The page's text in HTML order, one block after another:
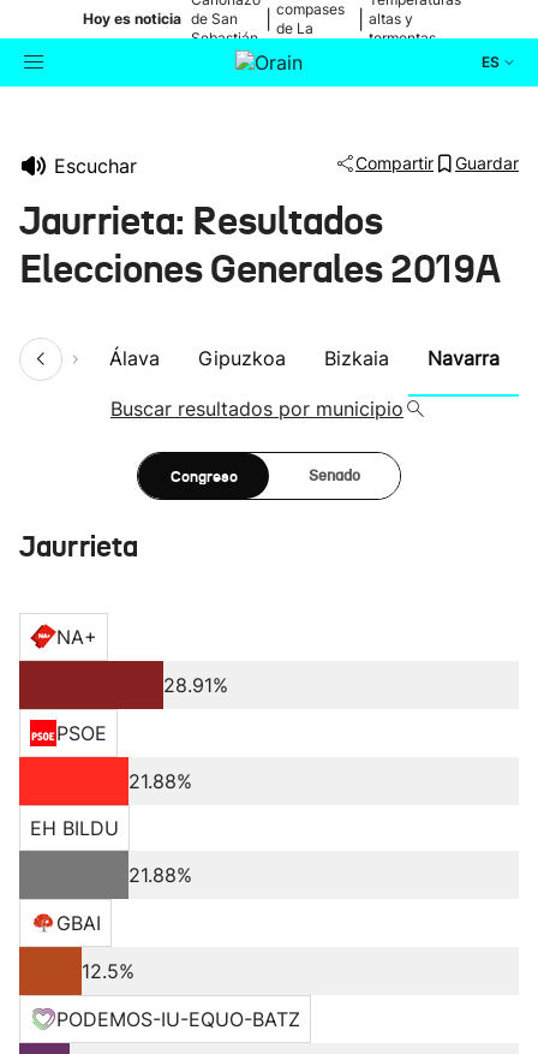
Hoy es noticia de San
Sebastián
compases
de La
altas y
tormentas
ES
Escuchar Compartir Guardar
Jaurrieta: Resultados
Elecciones Generales 2019A
Álava Gipuzkoa Bizkaia Navarra
Buscar resultados por municipio
Congreso Senado
Jaurrieta
NA+
28.91%
PSOE
21.88%
EH BILDU
21.88%
GBAI
12.5%
PODEMOS-IU-EQUO-BATZ